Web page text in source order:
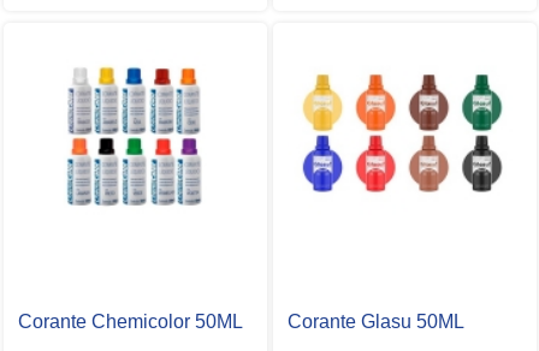
Corante Chemicolor 50ML Corante Glasu 50ML